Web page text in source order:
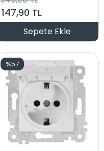
147,90 TL
Sepete Ekle
%57